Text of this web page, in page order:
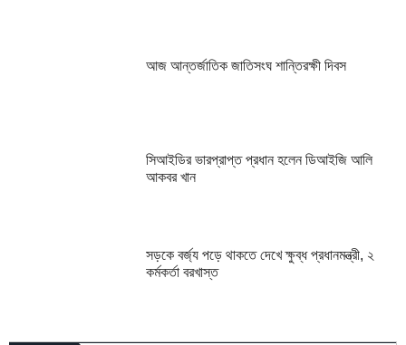
আজ আন্তর্জাতিক জাতিসংঘ শান্তিরক্ষী দিবস
সিআইডির ভারপ্রাপ্ত প্রধান হলেন ডিআইজি আলি
আকবর খান
সড়কে বর্জ্য পড়ে থাকতে দেখে ক্ষুব্ধ প্রধানমন্ত্রী, ২
কর্মকর্তা বরখাস্ত